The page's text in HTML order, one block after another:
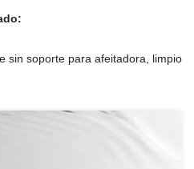
sin soporte para afeitadora, limpio